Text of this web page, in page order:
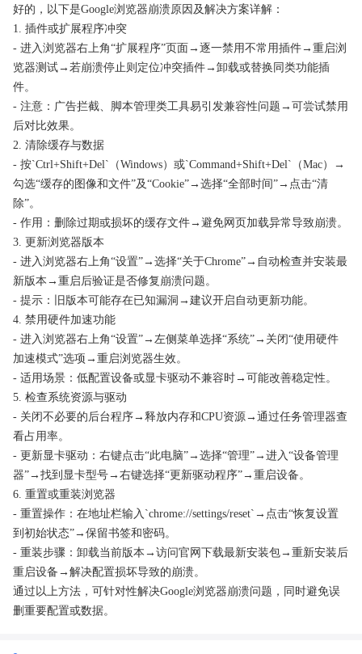
好的，以下是Google浏览器崩溃原因及解决方案详解：
1. 插件或扩展程序冲突
- 进入浏览器右上角“扩展程序”页面→逐一禁用不常用插件→重启浏
览器测试→若崩溃停止则定位冲突插件→卸载或替换同类功能插
件。
- 注意：广告拦截、脚本管理类工具易引发兼容性问题→可尝试禁用
后对比效果。
2. 清除缓存与数据
- 按`Ctrl+Shift+Del`（Windows）或`Command+Shift+Del`（Mac）→
勾选“缓存的图像和文件”及“Cookie”→选择“全部时间”→点击“清
除”。
- 作用：删除过期或损坏的缓存文件→避免网页加载异常导致崩溃。
3. 更新浏览器版本
- 进入浏览器右上角“设置”→选择“关于Chrome”→自动检查并安装最
新版本→重启后验证是否修复崩溃问题。
- 提示：旧版本可能存在已知漏洞→建议开启自动更新功能。
4. 禁用硬件加速功能
- 进入浏览器右上角“设置”→左侧菜单选择“系统”→关闭“使用硬件
加速模式”选项→重启浏览器生效。
- 适用场景：低配置设备或显卡驱动不兼容时→可能改善稳定性。
5. 检查系统资源与驱动
- 关闭不必要的后台程序→释放内存和CPU资源→通过任务管理器查
看占用率。
- 更新显卡驱动：右键点击“此电脑”→选择“管理”→进入“设备管理
器”→找到显卡型号→右键选择“更新驱动程序”→重启设备。
6. 重置或重装浏览器
- 重置操作：在地址栏输入`chrome://settings/reset`→点击“恢复设置
到初始状态”→保留书签和密码。
- 重装步骤：卸载当前版本→访问官网下载最新安装包→重新安装后
重启设备→解决配置损坏导致的崩溃。
通过以上方法，可针对性解决Google浏览器崩溃问题，同时避免误
删重要配置或数据。